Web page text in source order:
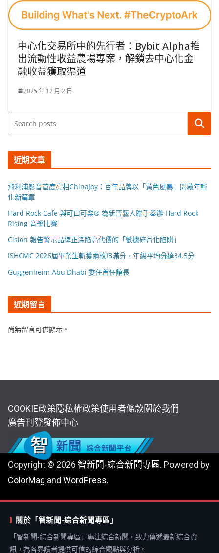
中心化交易所中的先行者：Bybit Alpha推
出流動性收益農場專案，解鎖去中心化金
融收益獲取渠道
2025 年 12 月 2 日
搜尋
近期文章
飛利浦影音首度亮相ChinaJoy：百年品牌以「黃色風暴」開啟年輕
化新篇章
Hard Rock Cafe 與可口可樂® 為新晉藝人聯手舉辦 Hard Rock
Rising 音樂比賽
Cision 報告警示品牌正深陷高代價的「數據碎片化陷阱」
ISHCMC 2026屆畢業生斬獲兩枚IB滿分，年級平均分達34.5分
Guggenheim Abu Dhabi 委任首任館長
近期留言
尚無留言可供顯示。
COOKIE政策隱私權政策使用者條款關於我們
廣告刊登發佈中心
Copyright © 2026 智新聞-綜合新聞專區. Powered by
ColorMag and WordPress.
關於「智新聞-綜合新聞專區」
「智新聞-綜合新聞專區」專注綜合新聞，致力傳遞最新綜合資
訊，為各界讀者提供可信的綜合觀點與分析。